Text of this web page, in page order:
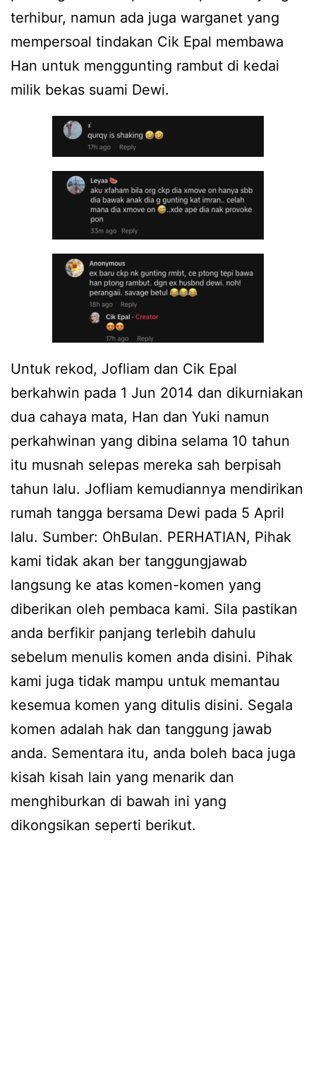
terhibur, namun ada juga warganet yang
mempersoal tindakan Cik Epal membawa
Han untuk menggunting rambut di kedai
milik bekas suami Dewi.
Untuk rekod, Jofliam dan Cik Epal
berkahwin pada 1 Jun 2014 dan dikurniakan
dua cahaya mata, Han dan Yuki namun
perkahwinan yang dibina selama 10 tahun
itu musnah selepas mereka sah berpisah
tahun lalu. Jofliam kemudiannya mendirikan
rumah tangga bersama Dewi pada 5 April
lalu. Sumber: OhBulan. PERHATIAN, Pihak
kami tidak akan ber tanggungjawab
langsung ke atas komen-komen yang
diberikan oleh pembaca kami. Sila pastikan
anda berfikir panjang terlebih dahulu
sebelum menulis komen anda disini. Pihak
kami juga tidak mampu untuk memantau
kesemua komen yang ditulis disini. Segala
komen adalah hak dan tanggung jawab
anda. Sementara itu, anda boleh baca juga
kisah kisah lain yang menarik dan
menghiburkan di bawah ini yang
dikongsikan seperti berikut.